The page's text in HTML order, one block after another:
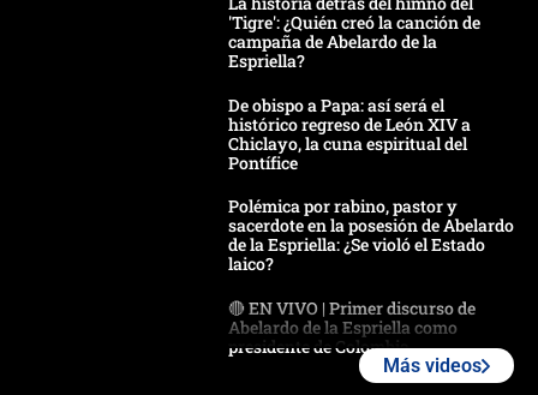
'Tigre': ¿Quién creó la canción de
campaña de Abelardo de la
Espriella?
De obispo a Papa: así será el
histórico regreso de León XIV a
Chiclayo, la cuna espiritual del
Pontífice
Polémica por rabino, pastor y
sacerdote en la posesión de Abelardo
de la Espriella: ¿Se violó el Estado
laico?
🔴 EN VIVO | Primer discurso de
Abelardo de la Espriella como
presidente de Colombia
Más videos